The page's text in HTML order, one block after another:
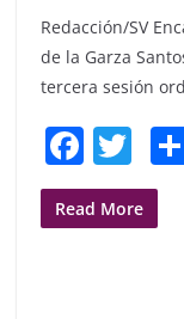
Redacción/SV
de la Garza
tercera sesión
F
a
c
T
w
itt
Read More